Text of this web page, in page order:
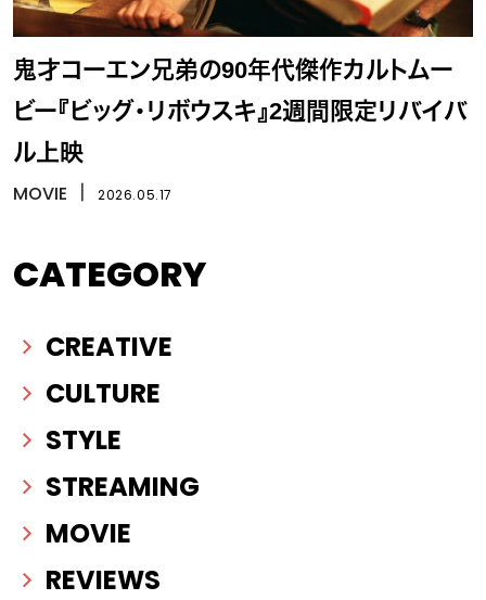
鬼才コーエン兄弟の90年代傑作カルトムー
ビー『ビッグ・リボウスキ』2週間限定リバイバ
ル上映
MOVIE 2026.05.17
CATEGORY
CREATIVE
CULTURE
STYLE
STREAMING
MOVIE
REVIEWS